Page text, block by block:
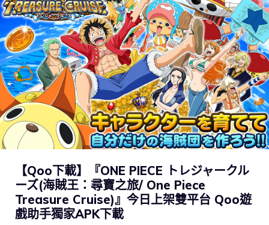
【Qoo下載】『ONE PIECE トレジャークル
ーズ(海賊王：尋寶之旅/ One Piece
Treasure Cruise)』今日上架雙平台 Qoo遊
戲助手獨家APK下載